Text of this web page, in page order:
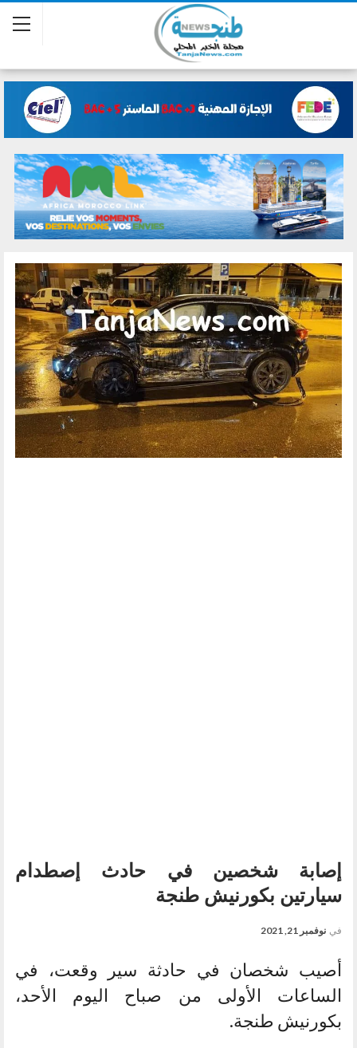
إصابة شخصين في حادث إصطدام
سيارتين بكورنيش طنجة
في نوفمبر 21, 2021
أصيب شخصان في حادثة سير وقعت، في
الساعات الأولى من صباح اليوم الأحد،
بكورنيش طنجة.